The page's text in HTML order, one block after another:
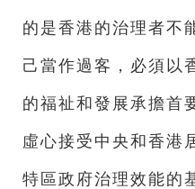
的是香港的治理者不
己當作過客，必須以
的福祉和發展承擔首
虛心接受中央和香港
特區政府治理效能的